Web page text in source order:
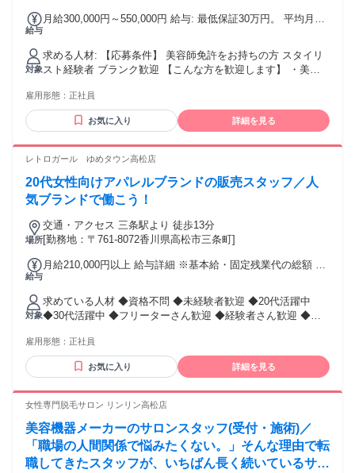
です
っかけを教えてください A.もともと接客の仕事が好きで、 い
から着物や日本文化に興味があり、 魅力をもっと多くの方に
伝えられる仕事に 挑戦したいと思ったのがきっかけです！ Q.
入社の決め手は？ A.福利厚生や研修制度が充実していたこと
が 大きかったです。 再就職制度やサポート体制が整ってい
休日や休みの取りやすさも魅力でした。 Q.働いてみて感じた
ことは？ A.会社全体で社員を大切にしている雰囲気があり、
サポート制度も想像以上に充実していました。 スタッフ同士
給与
月給300,000円～550,000円 給与: 最低保証30万円。 平均月収
上に応じて給与アップ。 集客は会社が担当するため、お客様
づくりに悩む必要はありません。 安心して技術を磨きなが
ら、長く働ける給与設計になっています。
対象
求める人材: 【応募条件】 美容師免許をお持ちの方 スタイリ
スト経験者 ブランク歓迎 【こんな方を歓迎します】 ・美容
髪質改善を学びたい ・技術で選ばれる美容師になりたい ・長
く美容師を続けたい ・家族との時間も大切にしたい ・仕事も
人生も充実させたい ・ブランクから復帰したい 【こんな方に
しみたい ・短期間で数をこなしたい ・自分ブランドを優先し
雇用形態： 正社員
お気に入り 詳細を見る
レトロガール ゆめタウン高松店
20代女性向けアパレルブランドの販売スタッフ／人
気ブランドで働こう！
場所
交通・アクセス 三条駅より 徒歩13分
[勤務地：〒761-8072香川県高松市三条町]
給与
月給210,000円以上 給与詳細 ※基本給・固定残業代の総額 基
8200円 〜 2万8200円（固定残業時間：1ヶ月あたり20時間 〜
20時間） 固定残業時間を超えた勤務時間については別途残業
代を支給する 【一律手当】 全員に一律で支払われる通勤・皆
勤・家族手当金額：なし 全員に一律で支払われるその他手当
対象
求めている人材 ◆資格不問 ◆未経験者歓迎 ◆20代活躍中
◆30代活躍中 ◆フリーターさん歓迎 ◆経験者さん歓迎 ◆主
な方大歓迎です】 ◆RETRO GIRLが好きな方 ◆ファッション
が好き ◆おしゃれが好き ◆人と話すのが好き ◆最新のトレ
ンドに敏感な方 ◆チームワークを大切にできる方 ◆キャリア
レル業務にチャレンジしたい方歓迎 性別の条件と理由：女性
雇用形態： 正社員
お気に入り 詳細を見る
女性専門脱毛サロン リンリン高松店
美容機器メーカーのサロンスタッフ(受付・施術)／
「職場の人間関係で悩みたくない。」そんな理由で転
職してきたスタッフが、いちばん長く続いているサロ